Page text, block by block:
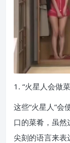
1. “火星人会做
这些“火星人”会
口的菜肴，虽
尖刻的语言来